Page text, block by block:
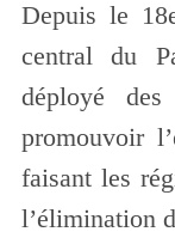
Depuis le
central du
déployé
promouvoir
faisant les
l’élimination